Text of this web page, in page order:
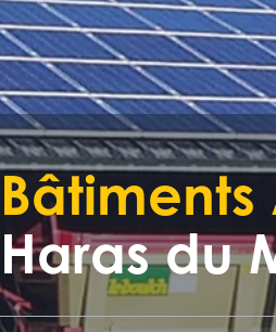
Haras du